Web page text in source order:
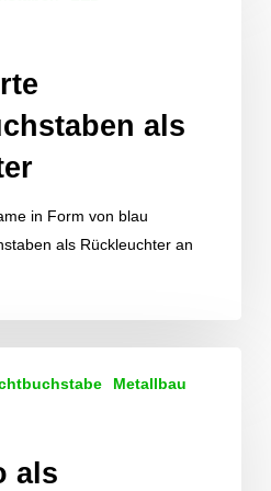
als
in Form von blau
als Rückleuchter an
Metallbau
als